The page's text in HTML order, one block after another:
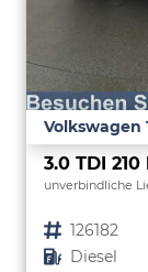
Volkswagen
unverbindliche
Fahrzeugnr. 126182
Kraftstoff Diesel